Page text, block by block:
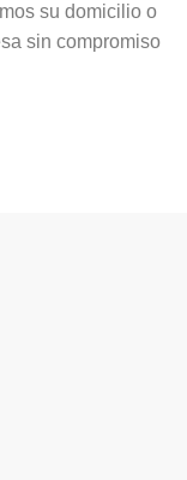
su domicilio o
sin compromiso